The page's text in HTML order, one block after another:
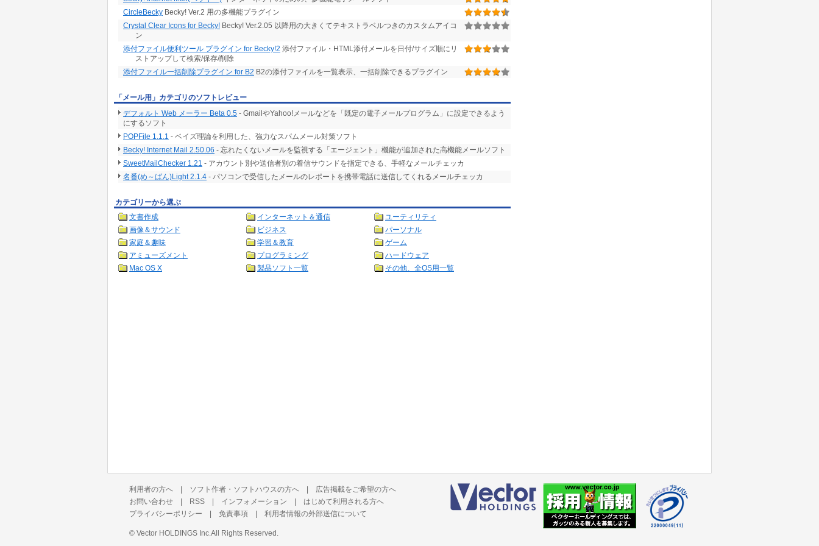
CircleBecky Becky! Ver.2 用の多機能プラグイン
Crystal Clear Icons for Becky! Becky! Ver.2.05 以降用の大きくてテキストラベルつきのカスタムアイコ
ン
添付ファイル便利ツール プラグイン for Becky!2 添付ファイル・HTML添付メールを日付/サイズ順にリ
ストアップして検索/保存/削除
添付ファイル一括削除プラグイン for B2 B2の添付ファイルを一覧表示、一括削除できるプラグイン
「メール用」カテゴリのソフトレビュー
デフォルト Web メーラー Beta 0.5 - GmailやYahoo!メールなどを「既定の電子メールプログラム」に設定できるよう
にするソフト
POPFile 1.1.1 - ベイズ理論を利用した、強力なスパムメール対策ソフト
Becky! Internet Mail 2.50.06 - 忘れたくないメールを監視する「エージェント」機能が追加された高機能メールソフト
SweetMailChecker 1.21 - アカウント別や送信者別の着信サウンドを指定できる、手軽なメールチェッカ
名番(め～ばん)Light 2.1.4 - パソコンで受信したメールのレポートを携帯電話に送信してくれるメールチェッカ
カテゴリーから選ぶ
文書作成
インターネット＆通信
ユーティリティ
画像＆サウンド
ビジネス
パーソナル
家庭＆趣味
学習＆教育
ゲーム
アミューズメント
プログラミング
ハードウェア
Mac OS X
製品ソフト一覧 その他、全OS用一覧
利用者の方へ | ソフト作者・ソフトハウスの方へ | 広告掲載をご希望の方へ
お問い合わせ | RSS | インフォメーション | はじめて利用される方へ
プライバシーポリシー | 免責事項 | 利用者情報の外部送信について
© Vector HOLDINGS Inc. All Rights Reserved.